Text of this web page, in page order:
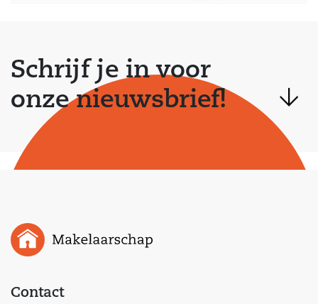
Schrijf je in voor
onze nieuwsbrief!
Contact